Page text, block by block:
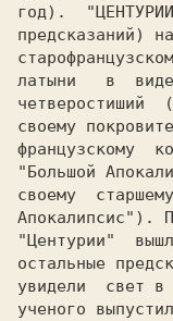
год).
предсказаний)
латыни   в  виде
четверостиший
своему
французскому
"Большой
своему
Апокалипсис").
"Центурии"
остальные
увидели  свет в
ученого